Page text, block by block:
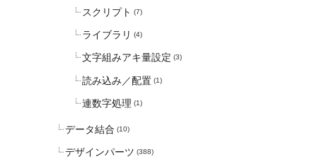
スクリプト (7)
ライブラリ (4)
文字組みアキ量設定 (3)
読み込み／配置 (1)
連数字処理 (1)
データ結合 (10)
デザインパーツ (388)